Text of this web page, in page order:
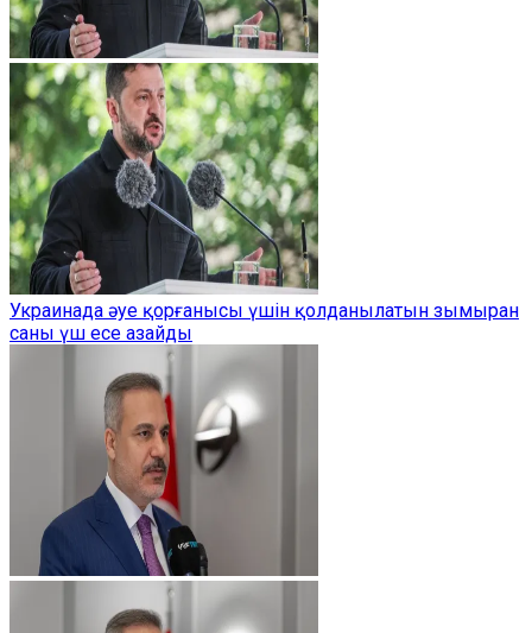
Украинада әуе қорғанысы үшін қолданылатын зымыран
саны үш есе азайды